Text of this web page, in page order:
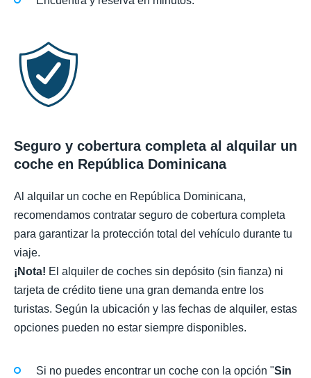
Seguro y cobertura completa al alquilar un
coche en República Dominicana
Al alquilar un coche en República Dominicana,
recomendamos contratar seguro de cobertura completa
para garantizar la protección total del vehículo durante tu
viaje.
¡Nota! El alquiler de coches sin depósito (sin fianza) ni
tarjeta de crédito tiene una gran demanda entre los
turistas. Según la ubicación y las fechas de alquiler, estas
opciones pueden no estar siempre disponibles.
Si no puedes encontrar un coche con la opción "Sin